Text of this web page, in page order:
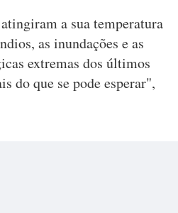
a sua temperatura
as inundações e as
extremas dos últimos
do que se pode esperar",